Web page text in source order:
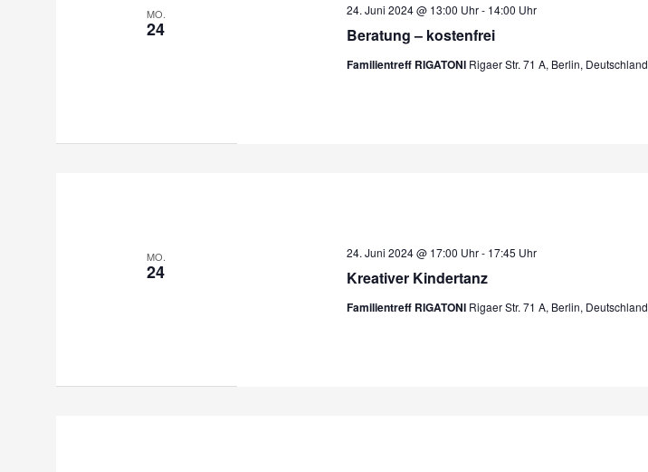
MO.
24 Beratung – kostenfrei
24. Juni 2024 @ 13:00 Uhr- 14:00 Uhr
Familientreff RIGATONI Rigaer Str. 71 A, Berlin, Deutschland
MO.
24 Kreativer Kindertanz
24. Juni 2024 @ 17:00 Uhr- 17:45 Uhr
Familientreff RIGATONI Rigaer Str. 71 A, Berlin, Deutschland